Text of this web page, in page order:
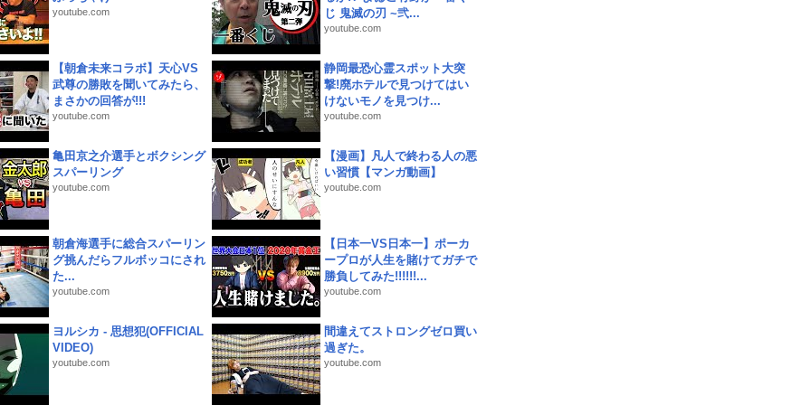
youtube.com
じ 鬼滅の刃 ~弐...
youtube.com
【朝倉未来コラボ】天心VS
武尊の勝敗を聞いてみたら、
まさかの回答が!!!
youtube.com
静岡最恐心霊スポット大突
撃!廃ホテルで見つけてはい
けないモノを見つけ...
youtube.com
亀田京之介選手とボクシング
スパーリング
youtube.com
【漫画】凡人で終わる人の悪
い習慣【マンガ動画】
youtube.com
朝倉海選手に総合スパーリン
グ挑んだらフルボッコにされ
た...
youtube.com
【日本一VS日本一】ポーカ
ープロが人生を賭けてガチで
勝負してみた!!!!!!...
youtube.com
ヨルシカ - 思想犯(OFFICIAL
VIDEO)
youtube.com
間違えてストロングゼロ買い
過ぎた。
youtube.com